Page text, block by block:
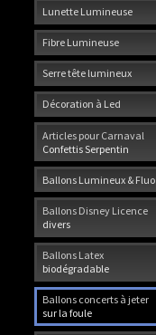
Lunette Lumineuse
Fibre Lumineuse
Serre tête lumineux
Décoration à Led
Articles pour Carnaval
Confettis Serpentin
Ballons Lumineux & Fluo
Ballons Disney Licence
divers
Ballons Latex
biodégradable
Ballons concerts à jeter
sur la foule